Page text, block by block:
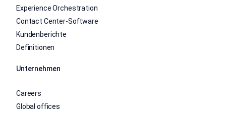
Experience Orchestration
Contact Center-Software
Kundenberichte
Definitionen
Unternehmen
Careers
Global offices